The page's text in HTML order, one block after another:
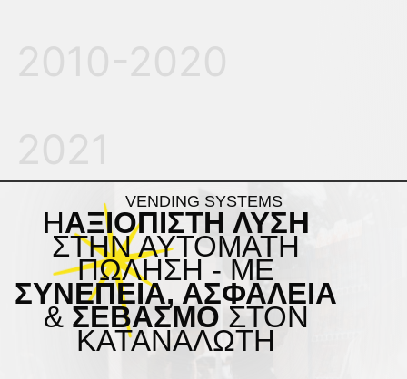
VENDING SYSTEMS
ΗΑΞΙΌΠΙΣΤΗ ΛΎΣΗ
ΣΤΗΝ ΑΥΤΟΜΑΤΗ
ΠΩΛΗΣΗ - ΜΕ
ΣΥΝΈΠΕΙΑ, ΑΣΦΆΛΕΙΑ
& ΣΕΒΑΣΜΟ ΣΤΟΝ
ΚΑΤΑΝΑΛΩΤΗ